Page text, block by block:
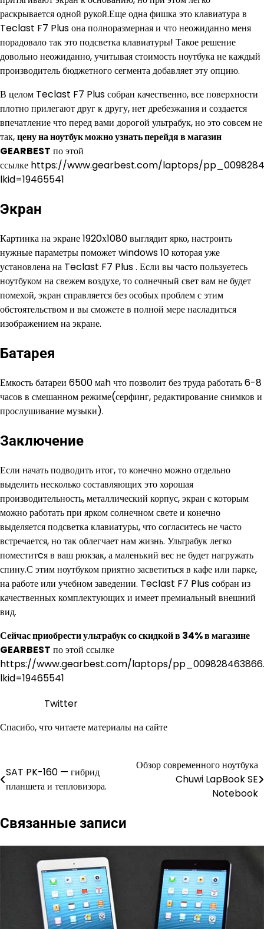
раскрывается одной рукой.Еще одна фишка это клавиатура в
Teclast F7 Plus она полноразмерная и что неожиданно меня
порадовало так это подсветка клавиатуры! Такое решение
довольно неожиданно, учитывая стоимость ноутбука не каждый
производитель бюджетного сегмента добавляет эту опцию.
В целом Teclast F7 Plus собран качественно, все поверхности
плотно прилегают друг к другу, нет дребезжания и создается
впечатление что перед вами дорогой ультрабук, но это совсем не
так,цену на ноутбук можно узнать перейдя в магазин
GEARBEST по этой
ссылке https://www.gearbest.com/laptops/
lkid=19465541
Экран
Картинка на экране 1920х1080 выглядит ярко, настроить
нужные параметры поможет windows 10 которая уже
установлена на Teclast F7 Plus . Если вы часто пользуетесь
ноутбуком на свежем воздухе, то солнечный свет вам не будет
помехой, экран справляется без особых проблем с этим
обстоятельством и вы сможете в полной мере насладиться
изображением на экране.
Батарея
Емкость батареи 6500 маh что позволит без труда работать 6-8
часов в смешанном режиме(серфинг, редактирование снимков и
прослушивание музыки).
Заключение
Если начать подводить итог, то конечно можно отдельно
выделить несколько составляющих это хорошая
производительность, металлический корпус, экран с которым
можно работать при ярком солнечном свете и конечно
выделяется подсветка клавиатуры, что согласитесь не часто
встречается, но так облегчает нам жизнь. Ультрабук легко
поместитcя в ваш рюкзак, а маленький вес не будет нагружать
спину.С этим ноутбуком приятно засветиться в кафе или парке,
на работе или учебном заведении. Teclast F7 Plus собран из
качественных комплектующих и имеет премиальный внешний
вид.
Сейчас приобрести ультрабук со скидкой в 34% в магазине
GEARBEST по этой ссылке
https://www.gearbest.com/laptops/
lkid=19465541
Twitter
Спасибо, что читаете материалы на сайте
Навигация
по
SAT PK-160 — гибрид
планшета и тепловизора.
Обзор современного ноутбука
Chuwi LapBook SE
Notebook
Связанные записи